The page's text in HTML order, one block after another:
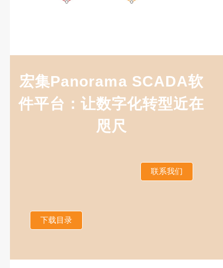
宏集Panorama SCADA软
件平台：让数字化转型近在
咫尺
联系我们
下载目录